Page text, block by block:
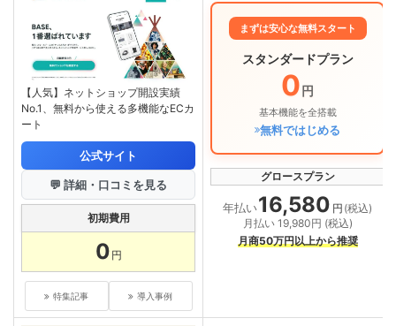
【人気】ネットショップ開設実績
No.1、無料から使える多機能なECカ
ート
公式サイト
💬 詳細・口コミを見る
初期費用
0 円
特集記事 導入事例
まずは安心な無料スタート
スタンダードプラン
0円
基本機能を全搭載
無料ではじめる
グロースプラン
年払い16,580 円 (税込)
月払い 19,980円 (税込)
月商50万円以上から推奨